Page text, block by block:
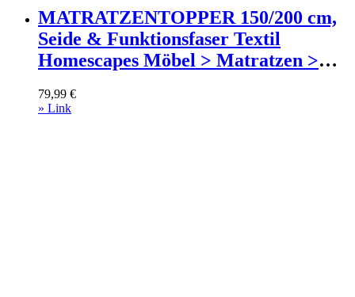
MATRATZENTOPPER 150/200 cm,
Seide & Funktionsfaser Textil
Homescapes Möbel > Matratzen >
79,99 €
» Link